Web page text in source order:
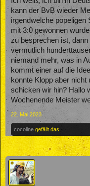
kann der BvB wieder
irgendwelche popeligen
mit 3:0 gewonnen
zu besprechen ist,
vermutlich
niemand mehr, was in
kommt einer auf die
konnte Klopp aber
schicken wir hin? Hallo
Wochenende Meister
22. Mai 2023
cocoline gefällt das.